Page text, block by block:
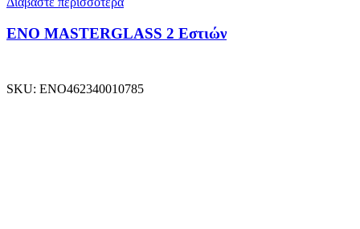
ENO MASTERGLASS 2 Εστιών
SKU: ENO462340010785